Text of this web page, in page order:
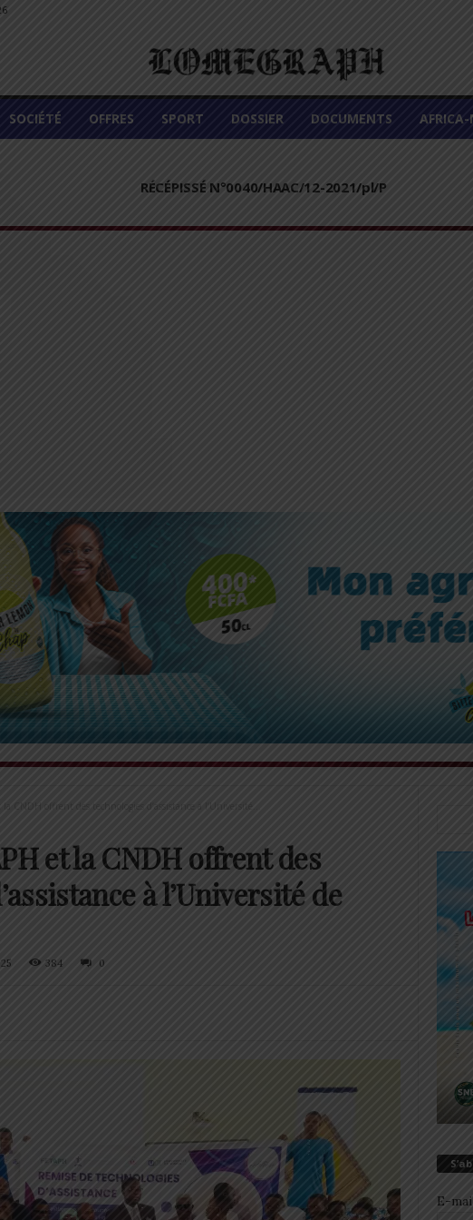
SOCIÉTÉ OFFRES SPORT DOSSIER DOCUMENTS
RÉCÉPISSÉ N°0040/HAAC/12-2021/pl/P
la CNDH offrent des technologies d’assistance à l’Université...
et la CNDH offrent des
à l’Université de
384 0
E-